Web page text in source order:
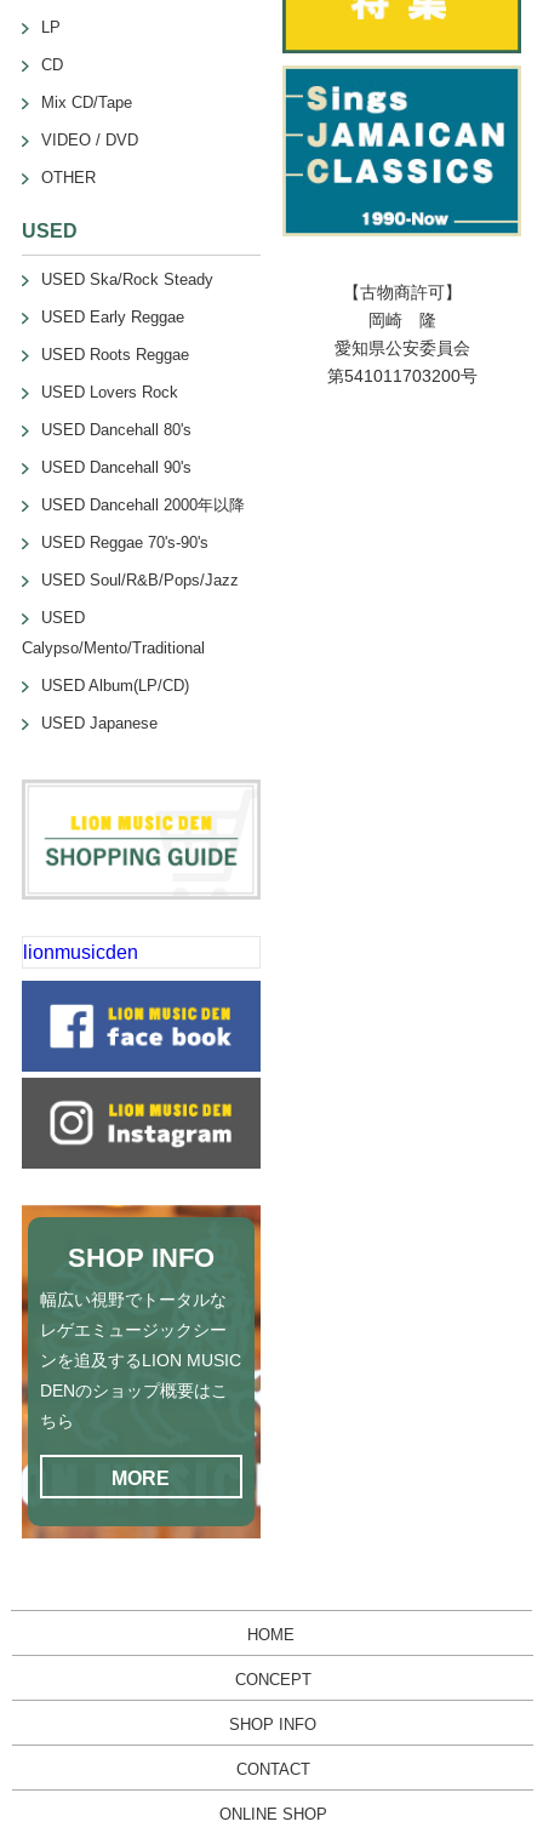
LP
CD
Mix CD/Tape
VIDEO / DVD
OTHER
USED
USED Ska/Rock Steady
USED Early Reggae
USED Roots Reggae
USED Lovers Rock
USED Dancehall 80's
USED Dancehall 90's
USED Dancehall 2000年以降
USED Reggae 70's-90's
USED Soul/R&B/Pops/Jazz
USED
Calypso/Mento/Traditional
USED Album(LP/CD)
USED Japanese
lionmusicden
SHOP INFO
幅広い視野でトータルな
レゲエミュージックシー
ンを追及するLION MUSIC
DENのショップ概要はこ
ちら
MORE
【古物商許可】
岡崎 隆
愛知県公安委員会
第541011703200号
HOME
CONCEPT
SHOP INFO
CONTACT
ONLINE SHOP